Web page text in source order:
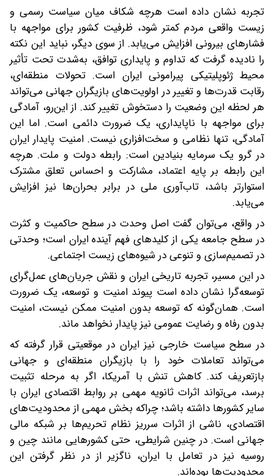
تجربه نشان داده است هرچه شکاف میان سیاست رسمی و
زیست واقعی مردم کمتر شود، ظرفیت کشور برای مواجهه با
فشارهای بیرونی افزایش می‌یابد. از سوی دیگر، نباید این نکته
را نادیده گرفت که تداوم و پایداری توافق، به‌شدت تحت تأثیر
محیط ژئوپلیتیکی پیرامونی ایران است. تحولات منطقه‌ای،
رقابت قدرت‌ها و تغییر در اولویت‌های بازیگران جهانی می‌تواند
هر لحظه این وضعیت را دستخوش تغییر کند. از این‌رو، آمادگی
برای مواجهه با ناپایداری، یک ضرورت دائمی است. اما این
آمادگی، تنها نظامی و سخت‌افزاری نیست. امنیت پایدار ایران
در گرو یک سرمایه بنیادین است: رابطه دولت و ملت. هرچه
این رابطه بر پایه اعتماد، مشارکت و احساس تعلق مشترک
استوارتر باشد، تاب‌آوری ملی در برابر بحران‌ها نیز افزایش
می‌یابد.
در واقع، می‌توان گفت اصل وحدت در سطح حاکمیت و کثرت
در سطح جامعه یکی از کلیدهای فهم آینده ایران است؛ وحدتی
در تصمیم‌سازی و تنوعی در شیوه‌های زیست اجتماعی.
در این مسیر، تجربه تاریخی ایران و نقش جریان‌های عمل‌گرای
توسعه‌گرا نشان داده است پیوند امنیت و توسعه، یک ضرورت
است. همان‌گونه که توسعه بدون امنیت ممکن نیست، امنیت
بدون رفاه و رضایت عمومی نیز پایدار نخواهد ماند.
در سطح سیاست خارجی نیز‌ ایران در موقعیتی قرار گرفته که
می‌تواند تعاملات خود را با بازیگران منطقه‌ای و جهانی
بازتعریف کند. کاهش تنش با آمریکا، اگر به مرحله تثبیت
برسد، می‌تواند اثرات ثانویه مهمی بر روابط اقتصادی ایران با
سایر کشورها داشته باشد؛ چراکه بخش مهمی از محدودیت‌های
اقتصادی، ناشی از اثرات سرریز نظام تحریم‌ها بر شبکه مالی
جهانی است. در چنین شرایطی، حتی کشورهایی مانند چین و
روسیه نیز در تعامل با ایران، ناگزیر از در نظر گرفتن این
محدودیت‌ها بوده‌اند.